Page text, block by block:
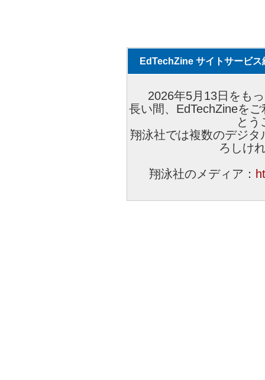
EdTechZine サイトサービス
2026年5月13日をも
長い間、EdTechZineを
とう
翔泳社では複数のデジ
ろしけ
翔泳社のメディア：